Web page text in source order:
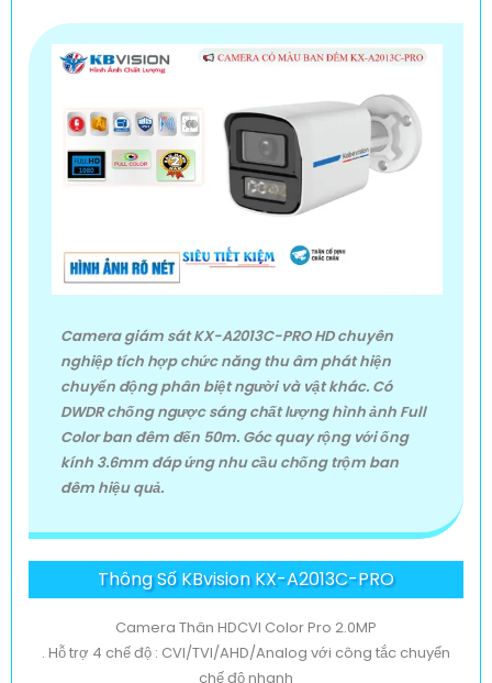
Camera giám sát KX-A2013C-PRO HD chuyên
nghiệp tích hợp chức năng thu âm phát hiện
chuyển động phân biệt người và vật khác. Có
DWDR chống ngược sáng chất lượng hình ảnh Full
Color ban đêm đến 50m. Góc quay rộng với ống
kính 3.6mm đáp ứng nhu cầu chống trộm ban
đêm hiệu quả.
Thông Số KBvision KX-A2013C-PRO
Camera Thân HDCVI Color Pro 2.0MP
. Hỗ trợ 4 chế độ : CVI/TVI/AHD/Analog với công tắc chuyển
chế độ nhanh